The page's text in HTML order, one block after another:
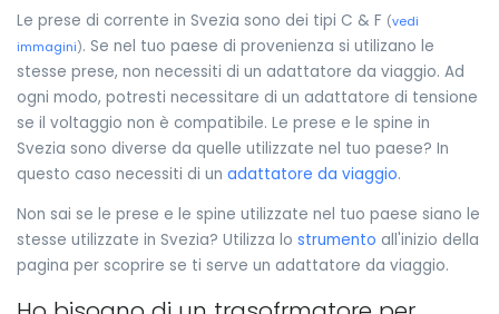
Le prese di corrente in Svezia sono dei tipi C & F (vedi
immagini). Se nel tuo paese di provenienza si utilizano le
stesse prese, non necessiti di un adattatore da viaggio. Ad
ogni modo, potresti necessitare di un adattatore di tensione
se il voltaggio non è compatibile. Le prese e le spine in
Svezia sono diverse da quelle utilizzate nel tuo paese? In
questo caso necessiti di un adattatore da viaggio.
Non sai se le prese e le spine utilizzate nel tuo paese siano le
stesse utilizzate in Svezia? Utilizza lo strumento all'inizio della
pagina per scoprire se ti serve un adattatore da viaggio.